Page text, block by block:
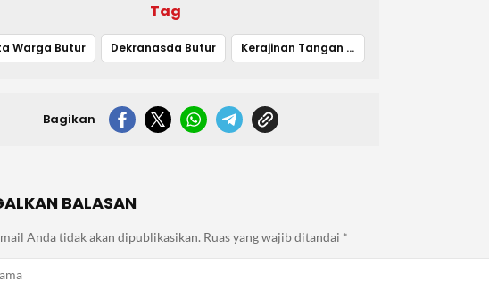
Tag
Warga Butur Dekranasda Butur Kerajinan Tangan Butur
Bagikan
BALASAN
Anda tidak akan dipublikasikan. Ruas yang wajib ditandai *